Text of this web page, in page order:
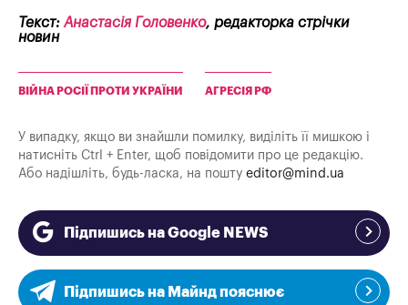
Текст: Анастасія Головенко, редакторка стрічки
новин
ВІЙНА РОСІЇ ПРОТИ УКРАЇНИ АГРЕСІЯ РФ
У випадку, якщо ви знайшли помилку, виділіть її мишкою і
натисніть Ctrl + Enter, щоб повідомити про це редакцію.
Або надішліть, будь-ласка, на пошту editor@mind.ua
Підпишись на Google NEWS
Підпишись на Майнд пояснює